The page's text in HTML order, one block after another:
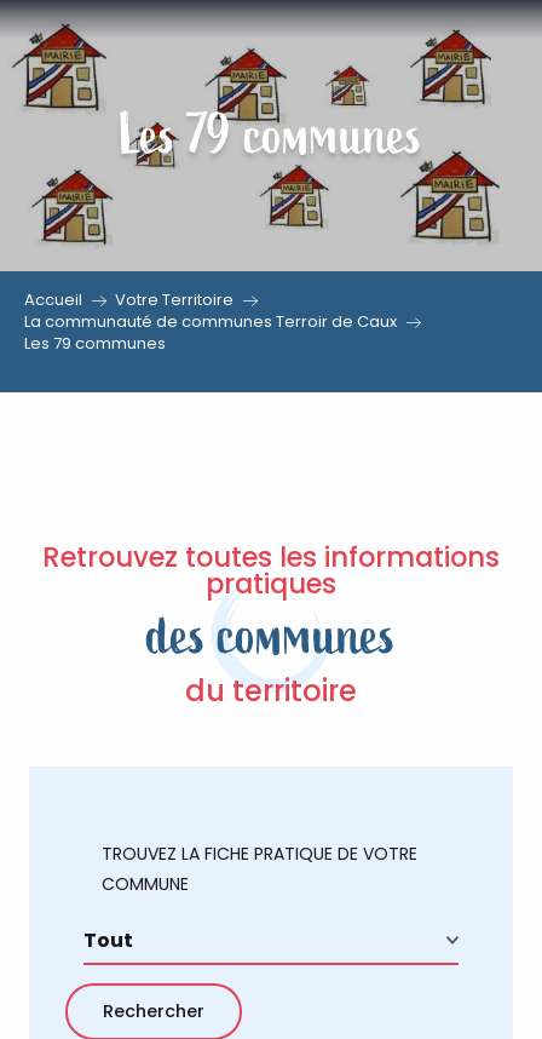
Aller
contenu
Les 79 communes
Accueil
Votre Territoire
La communauté de communes Terroir de Caux
Les 79 communes
Retrouvez toutes les informations
pratiques
des communes
du territoire
TROUVEZ LA FICHE PRATIQUE DE VOTRE
COMMUNE